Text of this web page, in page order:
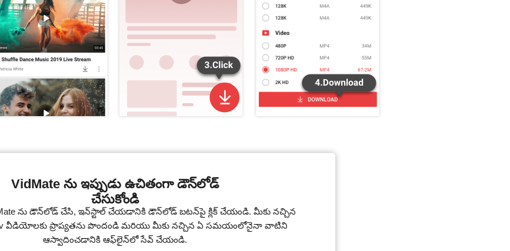
VidMate ను ఇప్పుడు ఉచితంగా డౌన్‌లోడ్
చేసుకోండి
ను డౌన్‌లోడ్ చేసి, ఇన్‌స్టాల్ చేయడానికి డౌన్‌లోడ్ బటన్‌పై క్లిక్ చేయండి. మీకు నచ్చిన
వీడియోలకు ప్రాప్యతను పొందండి మరియు మీకు నచ్చిన ఏ సమయంలోనైనా వాటిని
ఆస్వాదించడానికి ఆఫ్‌లైన్‌లో సేవ్ చేయండి.